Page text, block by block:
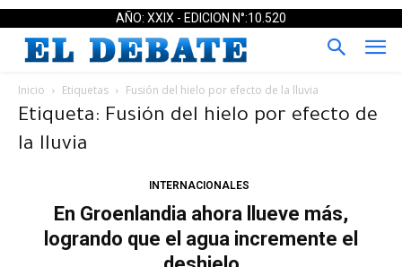
AÑO: XXIX - EDICION N°:10.520
Inicio Etiquetas Fusión del hielo por efecto de la lluvia
Etiqueta: Fusión del hielo por efecto de
la lluvia
INTERNACIONALES
En Groenlandia ahora llueve más,
logrando que el agua incremente el